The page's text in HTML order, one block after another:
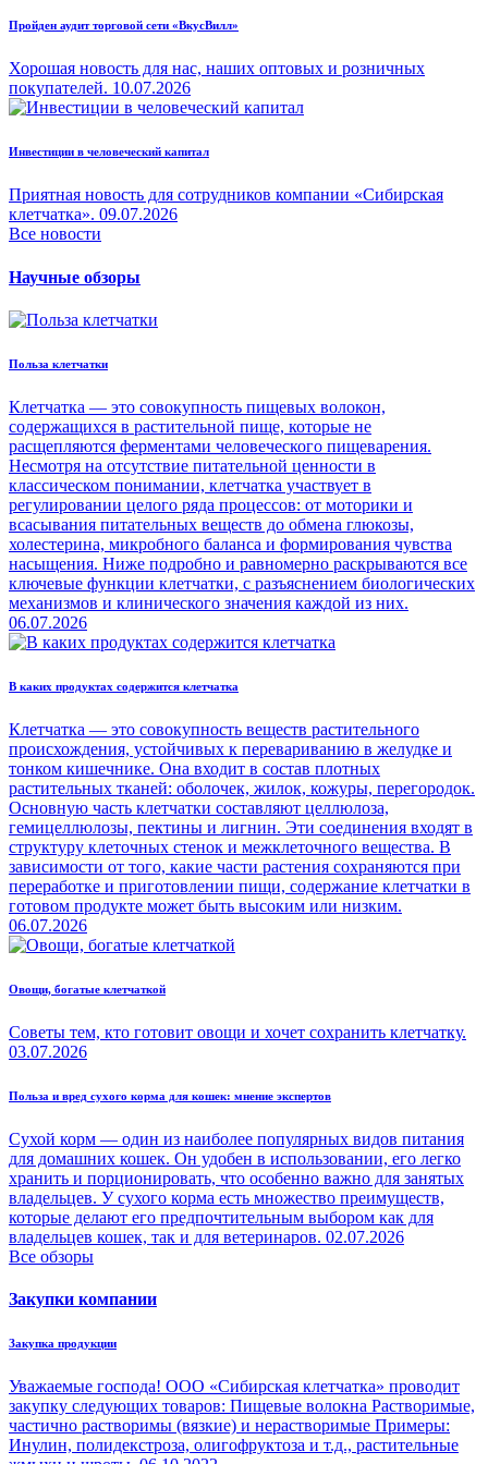
Пройден аудит торговой сети «ВкусВилл»
Хорошая новость для нас, наших оптовых и розничных
покупателей. 10.07.2026
Инвестиции в человеческий капитал
Приятная новость для сотрудников компании «Сибирская
клетчатка». 09.07.2026
Все новости
Научные обзоры
Польза клетчатки
Клетчатка — это совокупность пищевых волокон,
содержащихся в растительной пище, которые не
расщепляются ферментами человеческого пищеварения.
Несмотря на отсутствие питательной ценности в
классическом понимании, клетчатка участвует в
регулировании целого ряда процессов: от моторики и
всасывания питательных веществ до обмена глюкозы,
холестерина, микробного баланса и формирования чувства
насыщения. Ниже подробно и равномерно раскрываются все
ключевые функции клетчатки, с разъяснением биологических
механизмов и клинического значения каждой из них.
06.07.2026
В каких продуктах содержится клетчатка
Клетчатка — это совокупность веществ растительного
происхождения, устойчивых к перевариванию в желудке и
тонком кишечнике. Она входит в состав плотных
растительных тканей: оболочек, жилок, кожуры, перегородок.
Основную часть клетчатки составляют целлюлоза,
гемицеллюлозы, пектины и лигнин. Эти соединения входят в
структуру клеточных стенок и межклеточного вещества. В
зависимости от того, какие части растения сохраняются при
переработке и приготовлении пищи, содержание клетчатки в
готовом продукте может быть высоким или низким.
06.07.2026
Овощи, богатые клетчаткой
Советы тем, кто готовит овощи и хочет сохранить клетчатку.
03.07.2026
Польза и вред сухого корма для кошек: мнение экспертов
Сухой корм — один из наиболее популярных видов питания
для домашних кошек. Он удобен в использовании, его легко
хранить и порционировать, что особенно важно для занятых
владельцев. У сухого корма есть множество преимуществ,
которые делают его предпочтительным выбором как для
владельцев кошек, так и для ветеринаров. 02.07.2026
Все обзоры
Закупки компании
Закупка продукции
Уважаемые господа! ООО «Сибирская клетчатка» проводит
закупку следующих товаров: Пищевые волокна Растворимые,
частично растворимы (вязкие) и нерастворимые Примеры:
Инулин, полидекстроза, олигофруктоза и т.д., растительные